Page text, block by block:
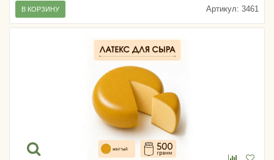
Артикул: 3461
В КОРЗИНУ